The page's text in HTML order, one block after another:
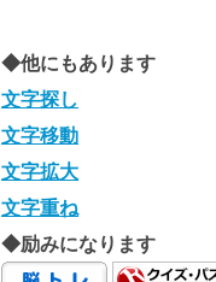
◆他にもあります
文字探し
文字移動
文字拡大
文字重ね
◆励みになります